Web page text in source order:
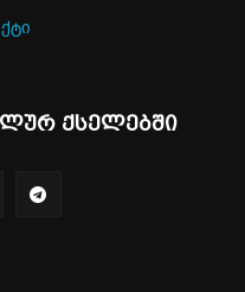
ქსელებში